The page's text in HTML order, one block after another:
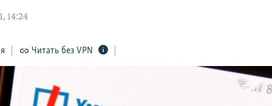
14:24
Читать без VPN